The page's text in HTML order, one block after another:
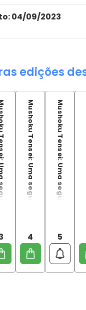
04/09/2023
edições
chance - 03Mushoku Tensei: Uma segunda chance - 04
4 Mushoku Tensei: Uma segunda chance - 05
5